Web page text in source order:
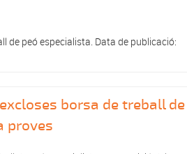
de peó especialista. Data de publicació:
borsa de treball de
proves